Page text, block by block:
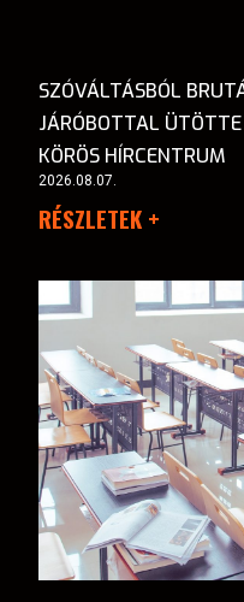
SZÓVÁLTÁSBÓL
JÁRÓBOTTAL
KÖRÖS HÍRCENTRUM
2026.08.07.
RÉSZLETEK +